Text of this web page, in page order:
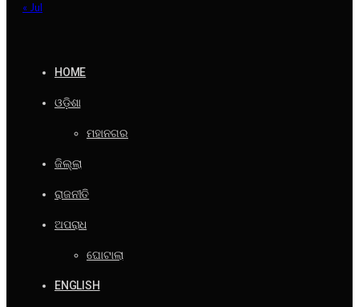
« Jul
HOME
ଓଡ଼ିଶା
ମହାନଗର
ଜିଲ୍ଲା
ରାଜନୀତି
ଅପରାଧ
ଘୋଟାଲା
ENGLISH